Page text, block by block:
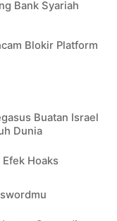
Bank Syariah
Blokir Platform
Buatan Israel
Dunia
Hoaks